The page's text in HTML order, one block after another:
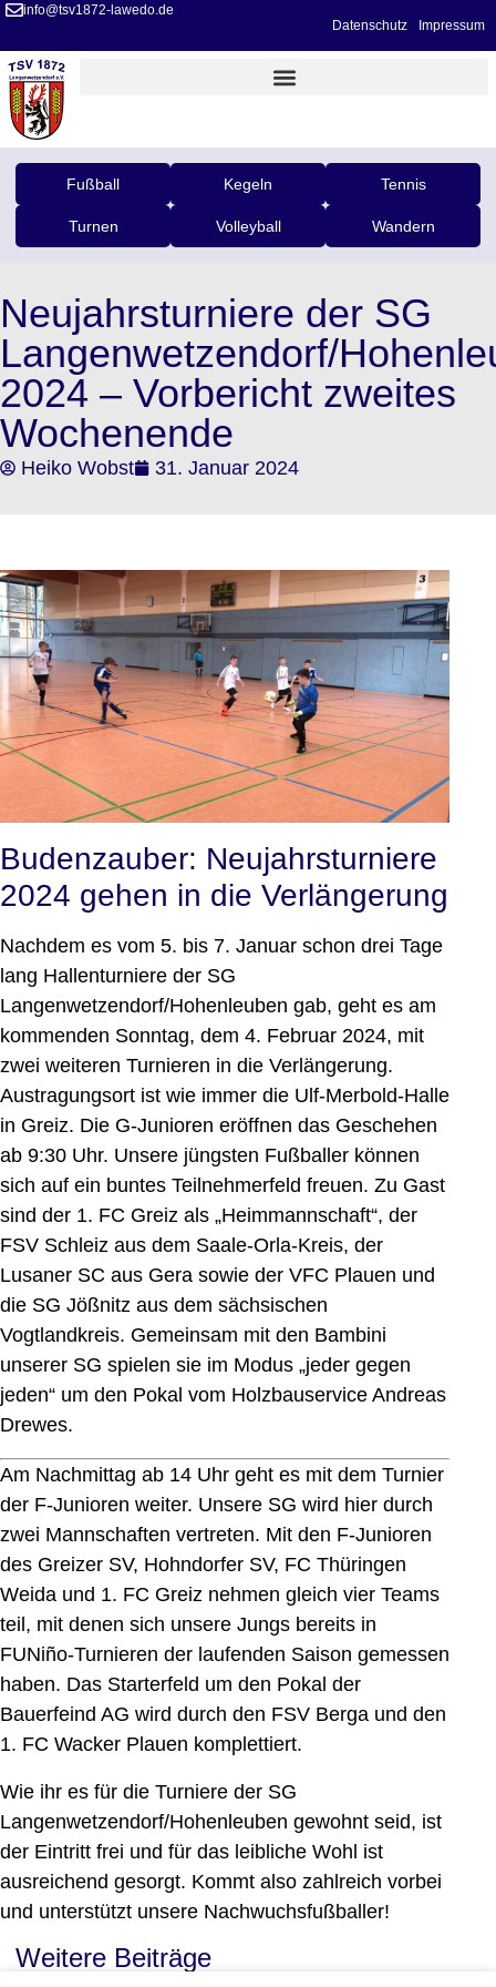
info@tsv1872-lawedo.de
Datenschutz
Impressum
Fußball Kegeln Tennis
Turnen Volleyball Wandern
Neujahrsturniere der SG
Langenwetzendorf/
2024 – Vorbericht zweites
Wochenende
Heiko Wobst 31. Januar 2024
Budenzauber: Neujahrsturniere
2024 gehen in die Verlängerung
Nachdem es vom 5. bis 7. Januar schon drei Tage
lang Hallenturniere der SG
Langenwetzendorf/Hohenleuben gab, geht es am
kommenden Sonntag, dem 4. Februar 2024, mit
zwei weiteren Turnieren in die Verlängerung.
Austragungsort ist wie immer die Ulf-Merbold-Halle
in Greiz. Die G-Junioren eröffnen das Geschehen
ab 9:30 Uhr. Unsere jüngsten Fußballer können
sich auf ein buntes Teilnehmerfeld freuen. Zu Gast
sind der 1. FC Greiz als „Heimmannschaft“, der
FSV Schleiz aus dem Saale-Orla-Kreis, der
Lusaner SC aus Gera sowie der VFC Plauen und
die SG Jößnitz aus dem sächsischen
Vogtlandkreis. Gemeinsam mit den Bambini
unserer SG spielen sie im Modus „jeder gegen
jeden“ um den Pokal vom Holzbauservice Andreas
Drewes.
Am Nachmittag ab 14 Uhr geht es mit dem Turnier
der F-Junioren weiter. Unsere SG wird hier durch
zwei Mannschaften vertreten. Mit den F-Junioren
des Greizer SV, Hohndorfer SV, FC Thüringen
Weida und 1. FC Greiz nehmen gleich vier Teams
teil, mit denen sich unsere Jungs bereits in
FUNiño-Turnieren der laufenden Saison gemessen
haben. Das Starterfeld um den Pokal der
Bauerfeind AG wird durch den FSV Berga und den
1. FC Wacker Plauen komplettiert.
Wie ihr es für die Turniere der SG
Langenwetzendorf/Hohenleuben gewohnt seid, ist
der Eintritt frei und für das leibliche Wohl ist
ausreichend gesorgt. Kommt also zahlreich vorbei
und unterstützt unsere Nachwuchsfußballer!
Weitere Beiträge